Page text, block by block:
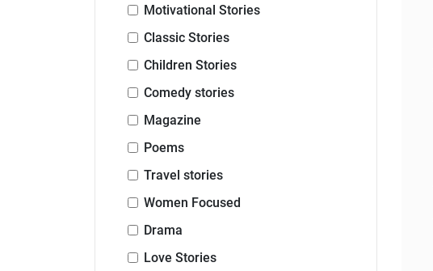
Motivational Stories
Classic Stories
Children Stories
Comedy stories
Magazine
Poems
Travel stories
Women Focused
Drama
Love Stories